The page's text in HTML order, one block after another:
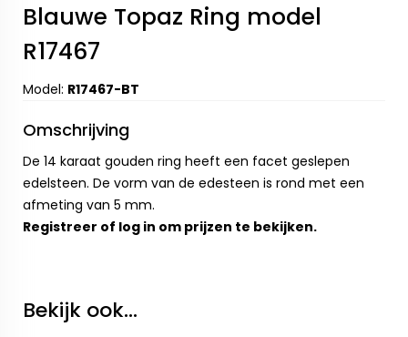
Blauwe Topaz Ring model
R17467
Model: R17467-BT
Omschrijving
De 14 karaat gouden ring heeft een facet geslepen
edelsteen. De vorm van de edesteen is rond met een
afmeting van 5 mm.
Registreer of log in om prijzen te bekijken.
Bekijk ook...